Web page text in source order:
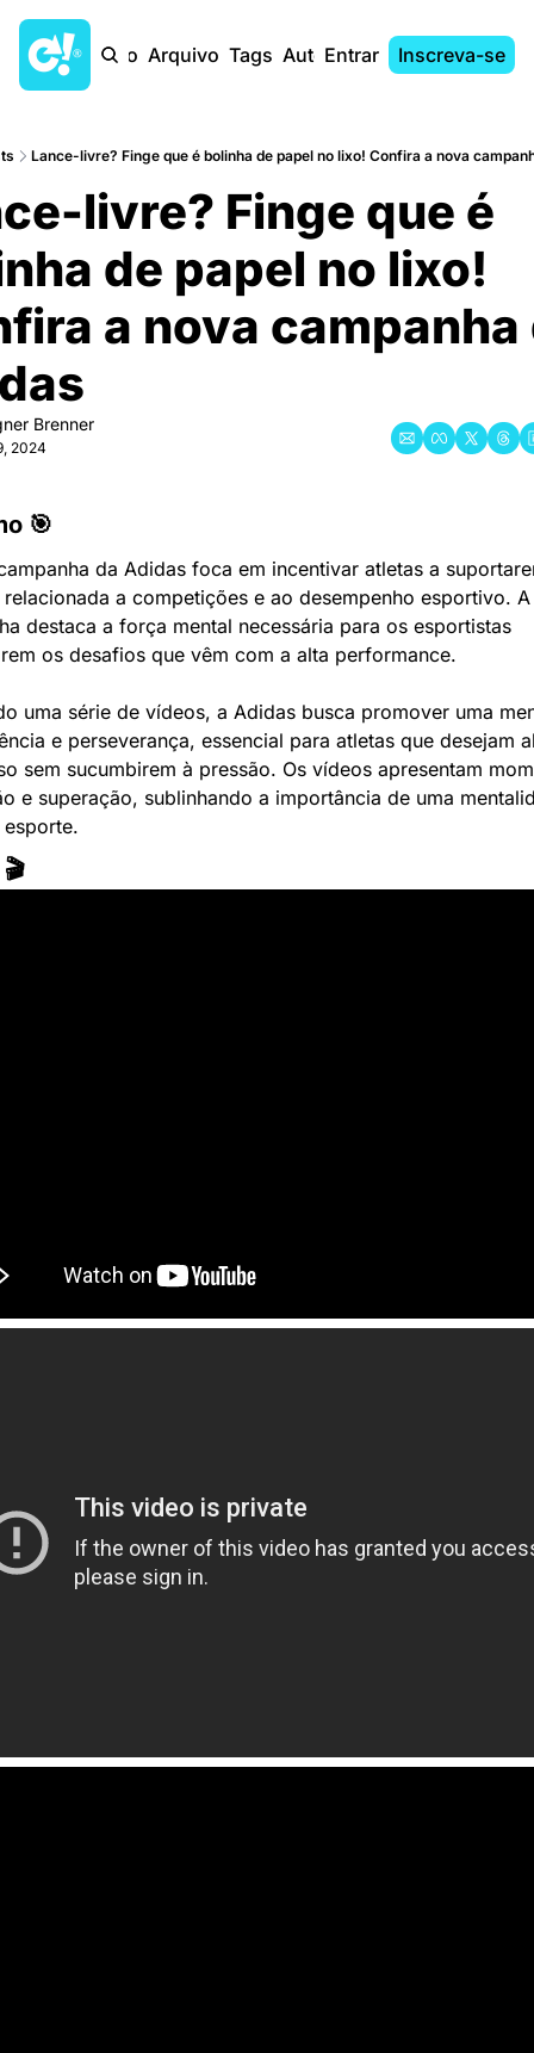
Início Arquivo Tags AutoresEntrar Inscreva-se
Lance-livre? Finge que é bolinha de papel no lixo! Confira a nova
livre? Finge que é
de papel no lixo!
a nova campanha
Brenner
2024
🎯
da Adidas foca em incentivar atletas a
a competições e ao desempenho esportivo. A
destaca a força mental necessária para os esportistas
os desafios que vêm com a alta performance.
uma série de vídeos, a Adidas busca promover uma
e perseverança, essencial para atletas que desejam
sem sucumbirem à pressão. Os vídeos apresentam
e superação, sublinhando a importância de uma